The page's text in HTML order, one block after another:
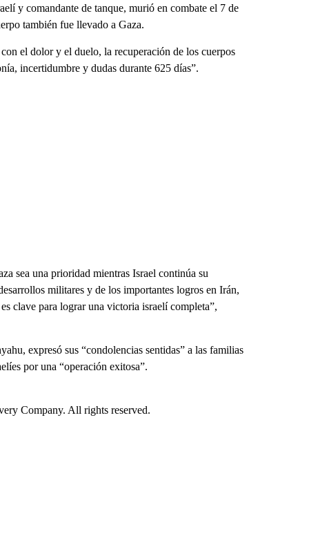
y comandante de tanque, murió en combate el 7 de
también fue llevado a Gaza.
el dolor y el duelo, la recuperación de los cuerpos
incertidumbre y dudas durante 625 días”.
sea una prioridad mientras Israel continúa su
militares y de los importantes logros en Irán,
clave para lograr una victoria israelí completa”,
expresó sus “condolencias sentidas” a las familias
por una “operación exitosa”.
Company. All rights reserved.